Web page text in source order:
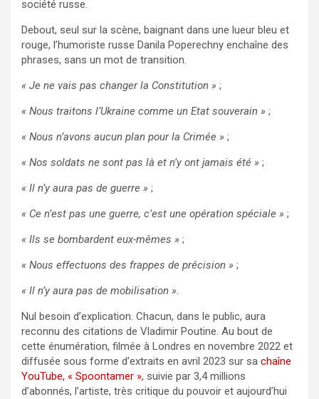
société russe.
Debout, seul sur la scène, baignant dans une lueur bleu et
rouge, l’humoriste russe Danila Poperechny enchaîne des
phrases, sans un mot de transition.
« Je ne vais pas changer la Constitution » ;
« Nous traitons l’Ukraine comme un Etat souverain » ;
« Nous n’avons aucun plan pour la Crimée » ;
« Nos soldats ne sont pas là et n’y ont jamais été » ;
« Il n’y aura pas de guerre » ;
« Ce n’est pas une guerre, c’est une opération spéciale » ;
« Ils se bombardent eux-mêmes » ;
« Nous effectuons des frappes de précision » ;
« Il n’y aura pas de mobilisation ».
Nul besoin d’explication. Chacun, dans le public, aura
reconnu des citations de Vladimir Poutine. Au bout de
cette énumération, filmée à Londres en novembre 2022 et
diffusée sous forme d’extraits en avril 2023 sur sa chaîne
YouTube, « Spoontamer », suivie par 3,4 millions
d’abonnés, l’artiste, très critique du pouvoir et aujourd’hui